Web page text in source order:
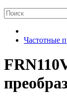
Частотные